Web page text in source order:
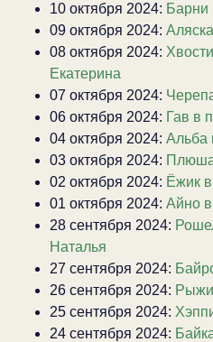
10 октября 2024: Барни
09 октября 2024:
08 октября 2024:
Екатерина
07 октября 2024:
06 октября 2024: Гав в
04 октября 2024: Альба
03 октября 2024:
02 октября 2024: Ёжик
01 октября 2024: Айно
28 сентября 2024:
Наталья
27 сентября 2024:
26 сентября 2024:
25 сентября 2024:
24 сентября 2024: